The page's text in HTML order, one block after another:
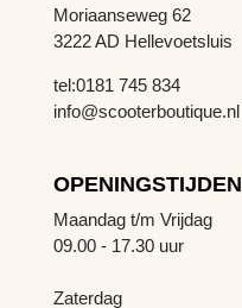
Moriaanseweg 62
3222 AD Hellevoetsluis
tel:0181 745 834
info@scooterboutique.nl
OPENINGSTIJDEN
Maandag t/m Vrijdag
09.00 - 17.30 uur
Zaterdag